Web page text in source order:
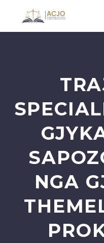
NGA